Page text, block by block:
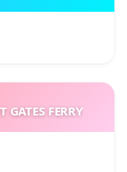
GATES FERRY